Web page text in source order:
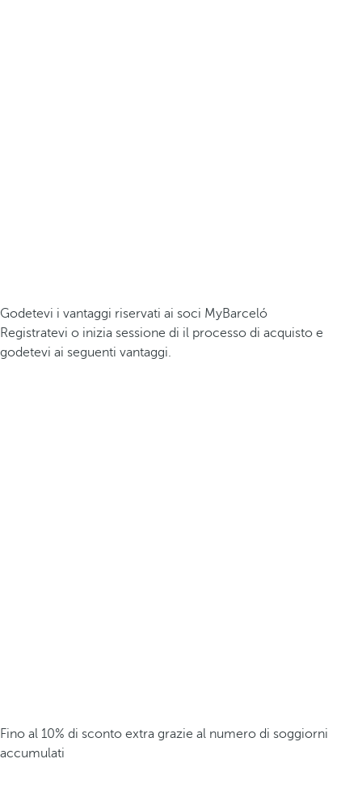
Godetevi i vantaggi riservati ai soci MyBarceló
Registratevi o inizia sessione di il processo di acquisto e
godetevi ai seguenti vantaggi.
Fino al 10% di sconto extra grazie al numero di soggiorni
accumulati